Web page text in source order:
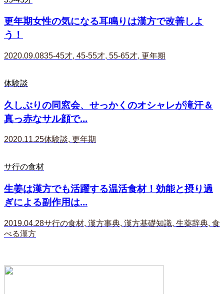
更年期女性の気になる耳鳴りは漢方で改善しよ
う！
2020.09.0835-45才, 45-55才, 55-65才, 更年期
体験談
久しぶりの同窓会、せっかくのオシャレが滝汗＆
真っ赤なサル顔で...
2020.11.25体験談, 更年期
サ行の食材
生姜は漢方でも活躍する温活食材！効能と摂り過
ぎによる副作用は...
2019.04.28サ行の食材, 漢方事典, 漢方基礎知識, 生薬辞典, 食
べる漢方